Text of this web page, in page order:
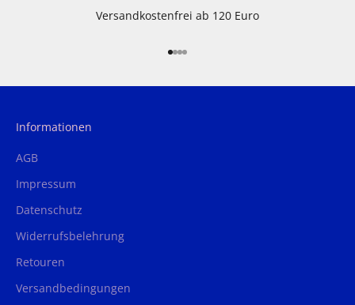
Versandkostenfrei ab 120 Euro
Gehe zu Element 1
Gehe zu Element 2
Gehe zu Element 3
Gehe zu Element 4
Informationen
AGB
Impressum
Datenschutz
Widerrufsbelehrung
Retouren
Versandbedingungen